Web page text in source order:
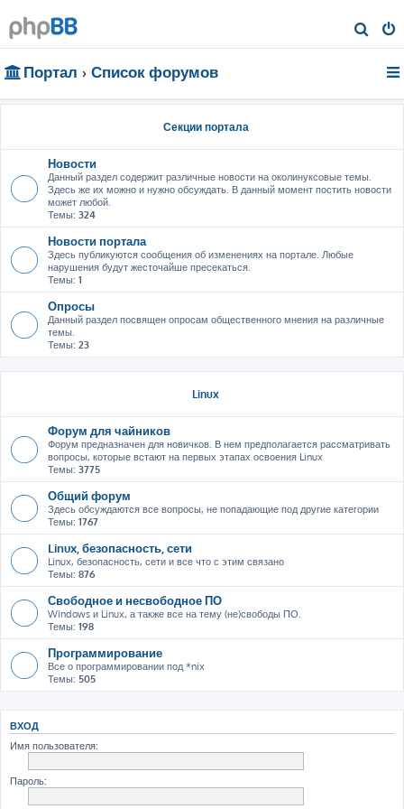
о
Портал Список форумов
Секции портала
Новости
Данный раздел содержит различные новости на околинуксовые темы.
Здесь же их можно и нужно обсуждать. В данный момент постить новости
может любой.
Темы: 324
Новости портала
Здесь публикуются сообщения об изменениях на портале. Любые
нарушения будут жесточайше пресекаться.
Темы: 1
Опросы
Данный раздел посвящен опросам общественного мнения на различные
темы.
Темы: 23
Linux
Форум для чайников
Форум предназначен для новичков. В нем предполагается рассматривать
вопросы, которые встают на первых этапах освоения Linux
Темы: 3775
Общий форум
Здесь обсуждаются все вопросы, не попадающие под другие категории
Темы: 1767
Linux, безопасность, сети
Linux, безопасность, сети и все что с этим связано
Темы: 876
Свободное и несвободное ПО
Windows и Linux, а также все на тему (не)свободы ПО.
Темы: 198
Программирование
Все о программировании под *nix
Темы: 505
ВХОД
Имя пользователя:
Пароль: